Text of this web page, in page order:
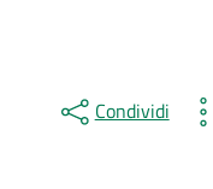
Condividi